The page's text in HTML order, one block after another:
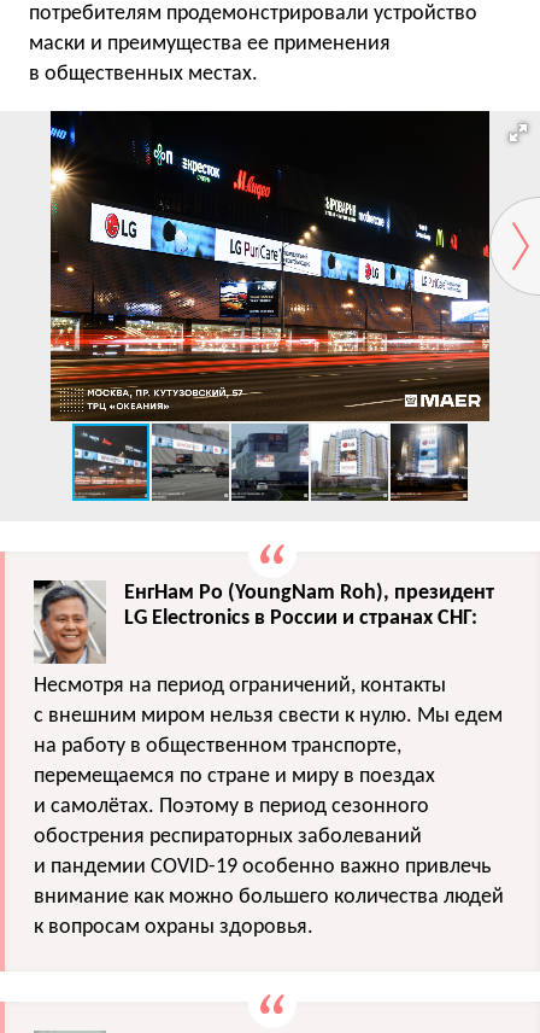
потребителям продемонстрировали устройство
маски и преимущества ее применения
в общественных местах.
ЕнгНам Ро (YoungNam Roh), президент
LG Electronics в России и странах СНГ:
Несмотря на период ограничений, контакты
с внешним миром нельзя свести к нулю. Мы едем
на работу в общественном транспорте,
перемещаемся по стране и миру в поездах
и самолётах. Поэтому в период сезонного
обострения респираторных заболеваний
и пандемии COVID-19 особенно важно привлечь
внимание как можно большего количества людей
к вопросам охраны здоровья.